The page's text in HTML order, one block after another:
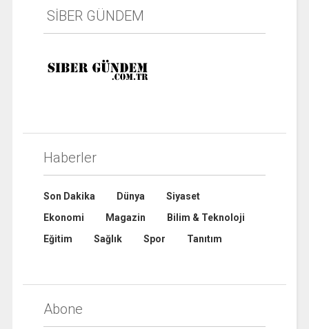
SİBER GÜNDEM
Haberler
Son Dakika Dünya
Siyaset
Ekonomi
Magazin
Bilim & Teknoloji
Eğitim
Sağlık Spor Tanıtım
Abone